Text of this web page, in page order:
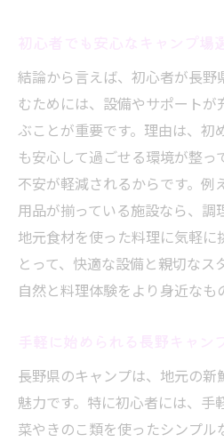
結論から言えば、初心者が長野
むためには、設備やサポート
ぶことが重要です。理由は、初
も安心して過ごせる環境が整っ
不安が軽減されるからです。例
用品が揃っている施設なら、調
地元食材を使った料理に気軽に
とって、快適な設備と親切なス
自然と料理体験をより身近なも
長野県のキャンプは、地元の
魅力です。特に初心者には、手
菜やきのこ類を使ったシンプル